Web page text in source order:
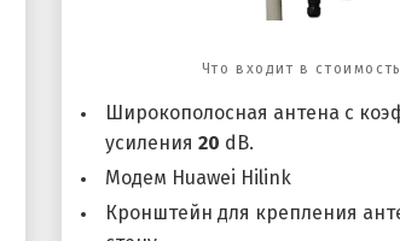
Что входит в стоимость
Широкополосная антена с
усиления20 dB.
Модем Huawei Hilink
Кронштейн для крепления